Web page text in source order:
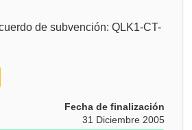
de subvención: QLK1-CT-
Fecha de finalización
31 Diciembre 2005